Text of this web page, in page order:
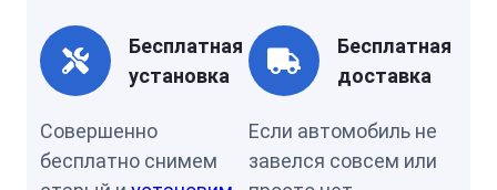
Бесплатная
установка
Совершенно
бесплатно снимем
Бесплатная
доставка
Если автомобиль не
завелся совсем или